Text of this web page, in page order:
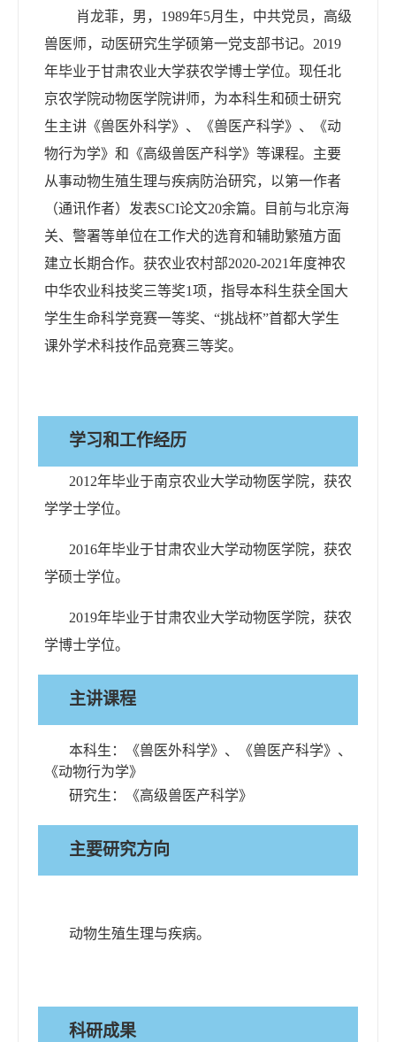
肖龙菲，男， 1989年5月生，中共党员，高级
兽医师，动医研究生学硕第一党支部书记。 2019
年毕业于甘肃农业大学获农学博士学位。现任北
京农学院动物医学院讲师，为本科生和硕士研究
生主讲《兽医外科学》、《兽医产科学》、《动
物行为学》和《高级兽医产科学》等课程。主要
从事动物生殖生理与疾病防治研究，以第一作者
（通讯作者）发表SCI论文20余篇。目前与北京海
关、警署等单位在工作犬的选育和辅助繁殖方面
建立长期合作。获农业农村部2020-2021年度神农
中华农业科技奖三等奖1项，指导本科生获全国大
学生生命科学竞赛一等奖、 “挑战杯”首都大学生
课外学术科技作品竞赛三等奖。
学习和工作经历
2012年毕业于南京农业大学动物医学院，获农
学学士学位。
2016年毕业于甘肃农业大学动物医学院，获农
学硕士学位。
2019年毕业于甘肃农业大学动物医学院，获农
学博士学位。
主讲课程
本科生：《兽医外科学》、《兽医产科学》、
《动物行为学》
研究生：《高级兽医产科学》
主要研究方向
动物生殖生理与疾病。
科研成果